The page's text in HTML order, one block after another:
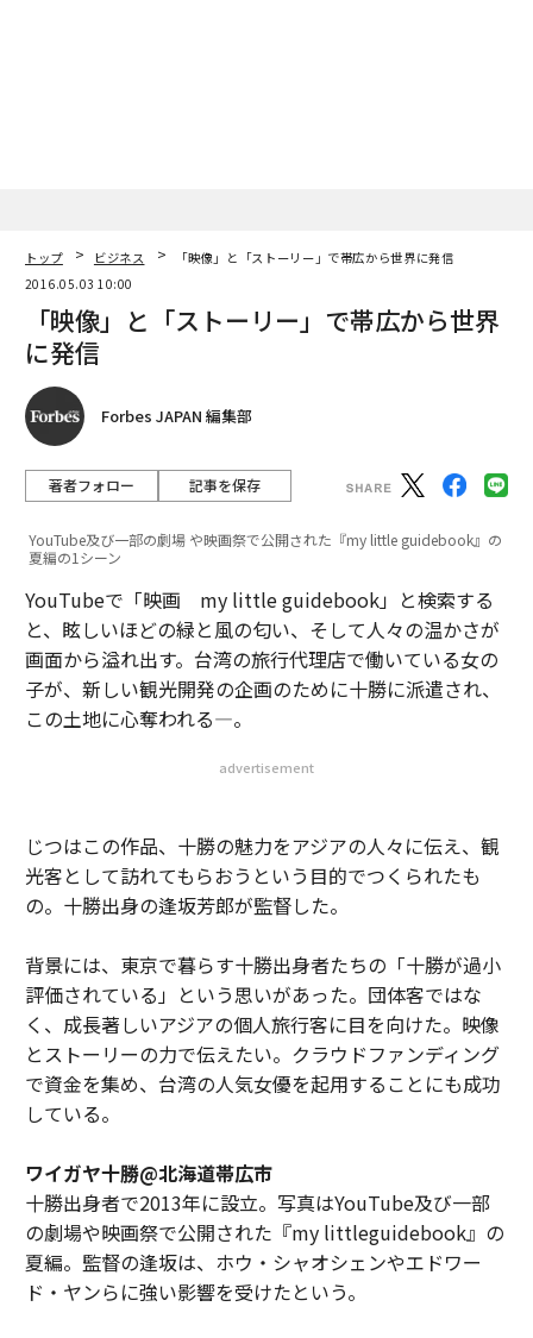
トップ ビジネス
「映像」と「ストーリー」で帯広から世界に発信
2016.05.03 10:00
「映像」と「ストーリー」で帯広から世界
に発信
Forbes JAPAN 編集部
著者フォロー 記事を保存
YouTube及び一部の劇場 や映画祭で公開された『my little guidebook』の
夏編の1シーン
YouTubeで「映画 my little guidebook」と検索する
と、眩しいほどの緑と風の匂い、そして人々の温かさが
画面から溢れ出す。台湾の旅行代理店で働いている女の
子が、新しい観光開発の企画のために十勝に派遣され、
この土地に心奪われる—。
advertisement
じつはこの作品、十勝の魅力をアジアの人々に伝え、観
光客として訪れてもらおうという目的でつくられたも
の。十勝出身の逢坂芳郎が監督した。
背景には、東京で暮らす十勝出身者たちの「十勝が過小
評価されている」という思いがあった。団体客ではな
く、成長著しいアジアの個人旅行客に目を向けた。映像
とストーリーの力で伝えたい。クラウドファンディング
で資金を集め、台湾の人気女優を起用することにも成功
している。
ワイガヤ十勝@北海道帯広市
十勝出身者で2013年に設立。写真はYouTube及び一部
の劇場や映画祭で公開された『my littleguidebook』の
夏編。監督の逢坂は、ホウ・シャオシェンやエドワー
ド・ヤンらに強い影響を受けたという。